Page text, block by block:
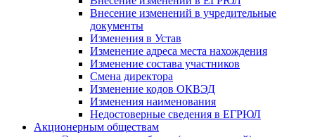
Внесение изменений в учредительные
документы
Изменения в Устав
Изменение адреса места нахождения
Изменение состава участников
Смена директора
Изменение кодов ОКВЭД
Изменения наименования
Недостоверные сведения в ЕГРЮЛ
Акционерным обществам